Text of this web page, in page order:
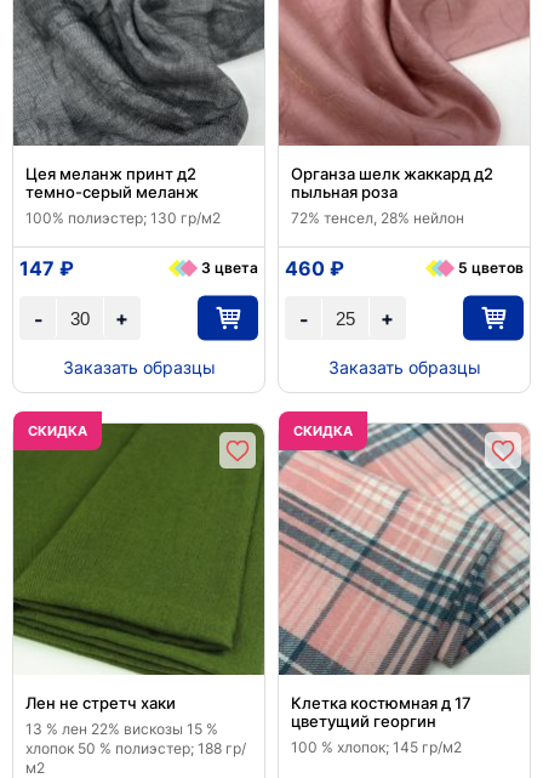
Цея меланж принт д2
темно-серый меланж
100% полиэстер; 130 гр/м2
+
-
147 ₽ 3 цвета
Заказать образцы
Органза шелк жаккард д2
пыльная роза
72% тенсел, 28% нейлон
+
-
460 ₽ 5 цветов
Заказать образцы
CКИДКА
Лен не стретч хаки
13 % лен 22% вискозы 15 %
хлопок 50 % полиэстер; 188 гр/
м2
CКИДКА
Клетка костюмная д 17
цветущий георгин
100 % хлопок; 145 гр/м2